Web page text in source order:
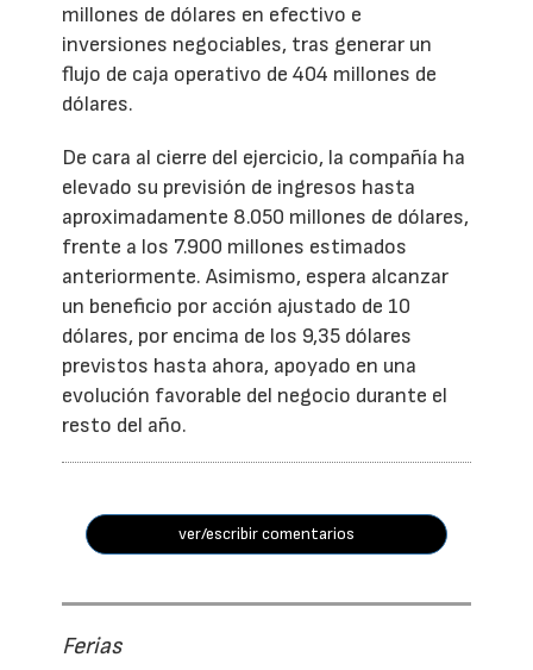
millones de dólares en efectivo e
inversiones negociables, tras generar un
flujo de caja operativo de 404 millones de
dólares.
De cara al cierre del ejercicio, la compañía ha
elevado su previsión de ingresos hasta
aproximadamente 8.050 millones de dólares,
frente a los 7.900 millones estimados
anteriormente. Asimismo, espera alcanzar
un beneficio por acción ajustado de 10
dólares, por encima de los 9,35 dólares
previstos hasta ahora, apoyado en una
evolución favorable del negocio durante el
resto del año.
ver/escribir comentarios
Ferias